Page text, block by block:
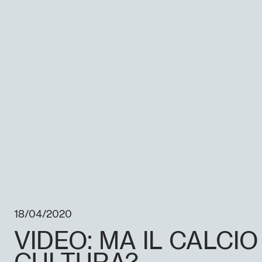
18/04/2020
VIDEO: MA IL